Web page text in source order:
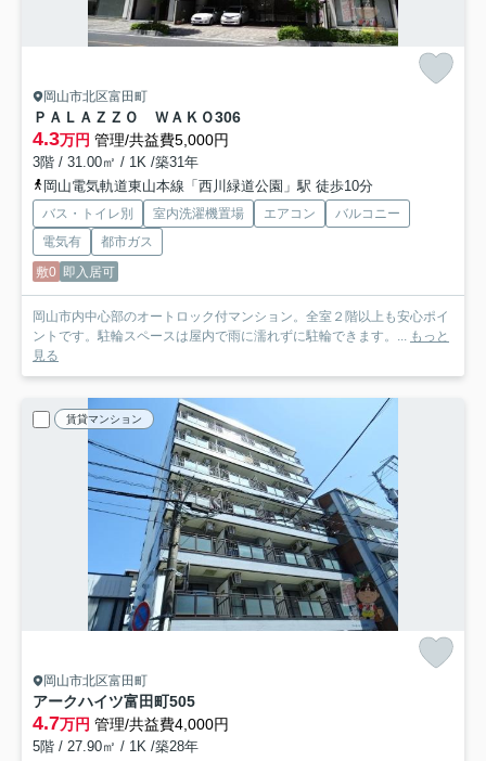
岡山市北区富田町
ＰＡＬＡＺＺＯ ＷＡＫＯ306
4.3万円 管理/共益費5,000円
3階 / 31.00㎡ / 1K /築31年
岡山電気軌道東山本線「西川緑道公園」駅 徒歩10分
バス・トイレ別 室内洗濯機置場 エアコン
バルコニー
電気有
都市ガス
敷0 即入居可
岡山市内中心部のオートロック付マンション。全室２階以上も安心ポイ
ントです。駐輪スペースは屋内で雨に濡れずに駐輪できます。... もっと
見る
賃貸マンション
岡山市北区富田町
アークハイツ富田町505
4.7万円 管理/共益費4,000円
5階 / 27.90㎡ / 1K /築28年